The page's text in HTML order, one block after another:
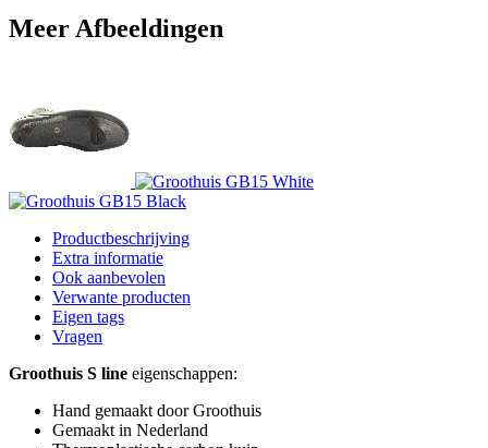
Meer Afbeeldingen
Productbeschrijving
Extra informatie
Ook aanbevolen
Verwante producten
Eigen tags
Vragen
Groothuis S line eigenschappen:
Hand gemaakt door Groothuis
Gemaakt in Nederland